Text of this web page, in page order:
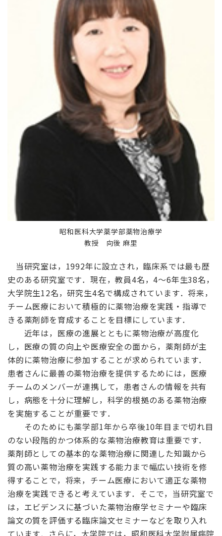
昭和医科大学薬学部薬物治療学
教授 向後 麻里
当研究室は，1992年に設立され，臨床系では最も歴
史のある研究室です．現在，教員4名，4～6年生38名，
大学院生12名，研究生4名で構成されています．将来，
チーム医療において積極的に薬物治療を実践・指導で
きる薬剤師を育成することを目標にしています．
近年は，医療の進展とともに薬物治療が高度化
し，医療の質の向上や医療安全の面から，薬剤師が主
体的に薬物治療に参加することが求められています．
患者さんに最善の薬物治療を提供するためには，医療
チームのメンバーが連携して，患者さんの情報を共有
し，病態を十分に理解し，科学的根拠のある薬物治療
を実施することが重要です．
そのためにも薬学部1年から卒後10年目まで切れ目
のない段階的かつ体系的な薬物治療教育は重要です．
薬剤師としての基本的な薬物治療に関連した知識から
質の高い薬物治療を実践する能力まで幅広い技術を修
得することで，将来，チーム医療において適正な薬物
治療を実践できると考えています．そこで，当研究室で
は，エビデンスに基づいた薬物治療学セミナーや臨床
論文の質を評価する臨床論文セミナーなどを取り入れ